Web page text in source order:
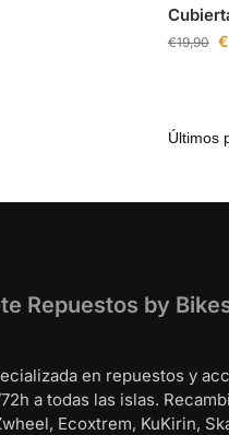
€19,90 €
Repuestos by
en repuestos y
a todas las islas.
Ecoxtrem, KuKirin,